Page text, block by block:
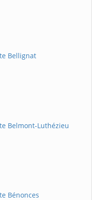
Bellignat
Belmont-Luthézieu
Bénonces